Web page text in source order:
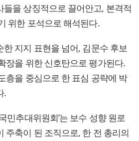
들을 상징적으로 끌어안고, 본격적
위한 포석으로 해석된다.
한 지지 표현을 넘어, 김문수 후보
장을 위한 신호탄으로 평가된다.
층을 중심으로 한 표심 공략에 박
.
민추대위원회’는 보수 성향 원로
주축이 된 조직으로, 한 전 총리의